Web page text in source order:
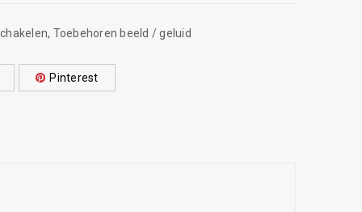
, Toebehoren beeld / geluid
Pinterest